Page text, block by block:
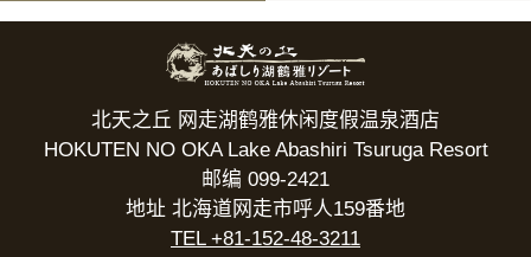
北天之丘 网走湖鹤雅休闲度假温泉酒店
HOKUTEN NO OKA Lake Abashiri Tsuruga Resort
邮编 099-2421
地址 北海道网走市呼人159番地
TEL +81-152-48-3211